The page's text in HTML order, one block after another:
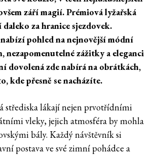
září magií. Prémiová lyžařská
za hranice sjezdovek.
pohled na nejnovější módní
nezapomenutelné zážitky a eleganci
dovolená zde nabírá na obrátkách,
kde přesně se nacházíte.
střediska lákají nejen prvotřídními
vleky, jejich atmosféra by mohla
bály. Každý návštěvník si
postava ve své zimní pohádce a